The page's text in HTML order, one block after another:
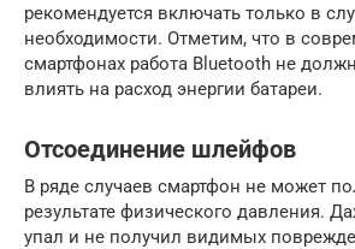
рекомендуется включать только в
необходимости. Отметим, что в
смартфонах работа Bluetooth не
влиять на расход энергии батареи.
Отсоединение шлейфов
В ряде случаев смартфон не может
результате физического давления.
упал и не получил видимых